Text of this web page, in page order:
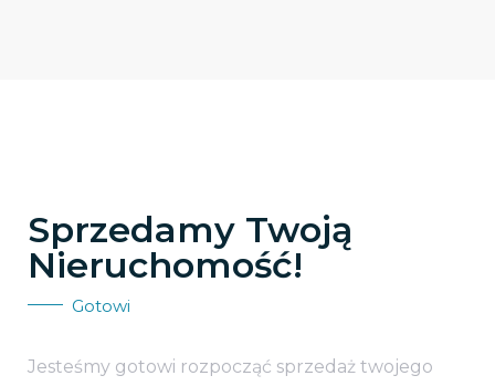
Sprzedamy Twoją
Nieruchomość!
Gotowi
Jesteśmy gotowi rozpocząć sprzedaż twojego